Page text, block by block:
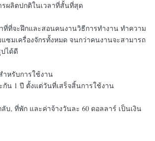
รผลิตปกติในเวลาที่สั้นที่สุด
ที่ที่จะฝึกและสอนคนงานวิธีการทํางาน ทําความ
ซมเครื่องจักรทั้งหมด จนกว่าคนงานจะสามารถ
ได้ดี
าหรับการใช้งาน
กัน 1 ปี ตั้งแต่วันที่เสร็จสิ้นการใช้งาน
บ, ที่พัก และค่าจ้างวันละ 60 ดอลลาร์ เป็นเงิน